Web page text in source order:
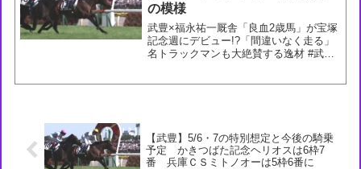
の模様
武豊×福永祐一厩舎「良血2歳馬」が宝塚
記念週にデビュー!?「間違いなく走る」
名トラックマンも大絶賛する逸材 #武豊
【武豊】5/6・7の特別想定と今後の騎乗
予定 かきつばた記念ヘリオスは6枠7
番 兵庫ＣＳミトノオーは5枠6番に